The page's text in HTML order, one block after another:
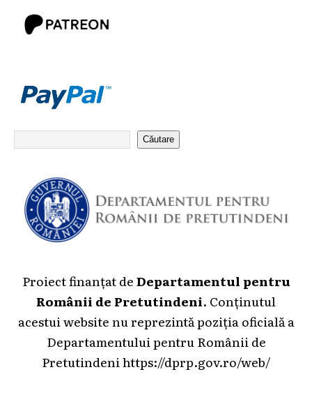
Căutare
Proiect finanțat deDepartamentul pentru
Românii de Pretutindeni. Conținutul
acestui website nu reprezintă poziția oficială a
Departamentului pentru Românii de
Pretutindeni https://dprp.gov.ro/web/